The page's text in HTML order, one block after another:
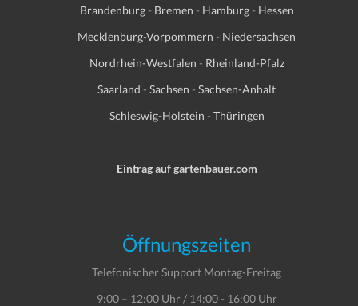
Brandenburg- Bremen - Hamburg- Hessen
Mecklenburg-Vorpommern - Niedersachsen
Nordrhein-Westfalen - Rheinland-Pfalz
Saarland -Sachsen -Sachsen-Anhalt
Schleswig-Holstein - Thüringen
Eintrag auf gartenbauer.com
Öffnungszeiten
Telefonischer Support Montag-Freitag
9:00 – 12:00 Uhr / 14:00 - 16:00 Uhr